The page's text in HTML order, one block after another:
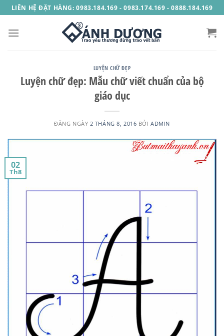
Skip
to
content
LIÊN HỆ ĐẶT HÀNG: 0983.184.169 - 0983.174.169 - 0888.184.169
LUYỆN CHỮ ĐẸP
Luyện chữ đẹp: Mẫu chữ viết chuẩn của bộ
giáo dục
ĐĂNG NGÀY 2 THÁNG 8, 2016 BỞI ADMIN
02
Th8